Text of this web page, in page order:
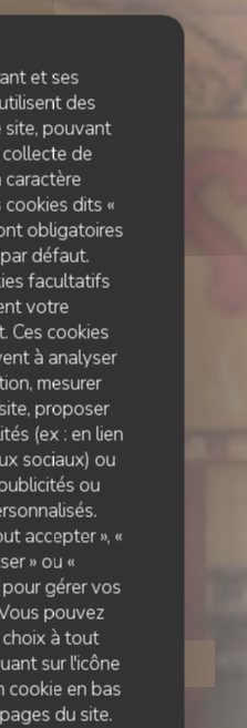
et ses
des
site, pouvant
de
caractère
dits «
obligatoires
défaut.
facultatifs
votre
Ces cookies
à analyser
mesurer
proposer
(ex : en lien
sociaux) ou
ou
accepter », «
» ou «
gérer vos
pouvez
à tout
sur l'icône
cookie en bas
du site.
• LILLE
CH’TITE
Bouchers